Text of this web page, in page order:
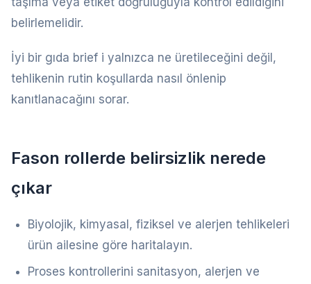
belirlemelidir.
İyi bir gıda brief i yalnızca ne üretileceğini değil,
tehlikenin rutin koşullarda nasıl önlenip
kanıtlanacağını sorar.
Fason rollerde belirsizlik nerede
çıkar
Biyolojik, kimyasal, fiziksel ve alerjen tehlikeleri
ürün ailesine göre haritalayın.
Proses kontrollerini sanitasyon, alerjen ve